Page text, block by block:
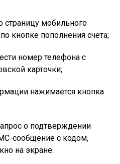
страницу мобильного
кнопке пополнения счета;
номер телефона с
карточки;
нажимается кнопка
о подтверждении
сообщение с кодом,
на экране.